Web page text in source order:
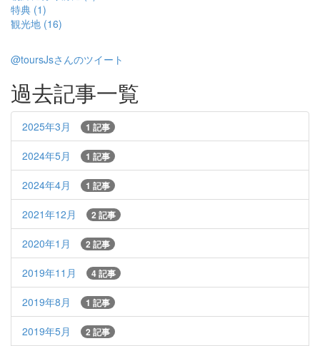
特典 (1)
観光地 (16)
@toursJsさんのツイート
過去記事一覧
2025年3月 1 記事
2024年5月 1 記事
2024年4月 1 記事
2021年12月 2 記事
2020年1月 2 記事
2019年11月 4 記事
2019年8月 1 記事
2019年5月 2 記事